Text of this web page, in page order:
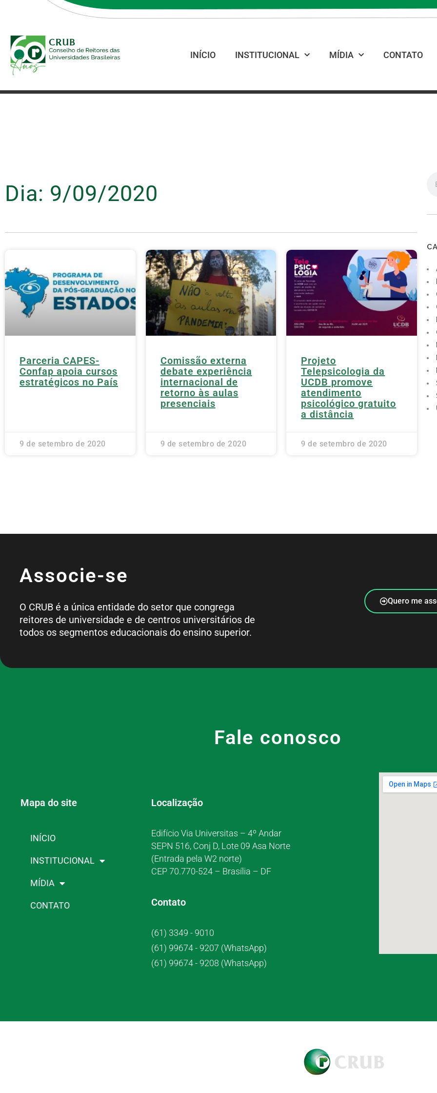
INÍCIO INSTITUCIONAL MÍDIA CONTATO
Dia: 9/09/2020
Parceria CAPES-
Confap apoia cursos
estratégicos no País
9 de setembro de 2020
Comissão externa
debate experiência
internacional de
retorno às aulas
presenciais
9 de setembro de 2020
Projeto
Telepsicologia da
UCDB promove
atendimento
psicológico gratuito
a distância
9 de setembro de 2020
Associe-se
O CRUB é a única entidade do setor que congrega
reitores de universidade e de centros universitários de
todos os segmentos educacionais do ensino superior.
Quero me
Fale conosco
Mapa do site
INÍCIO
INSTITUCIONAL
MÍDIA
CONTATO
Localização
Edifício Via Universitas – 4º Andar
SEPN 516, Conj D, Lote 09 Asa Norte
(Entrada pela W2 norte)
CEP 70.770-524 – Brasília – DF
Contato
(61) 3349 - 9010
(61) 99674 - 9207 (WhatsApp)
(61) 99674 - 9208 (WhatsApp)